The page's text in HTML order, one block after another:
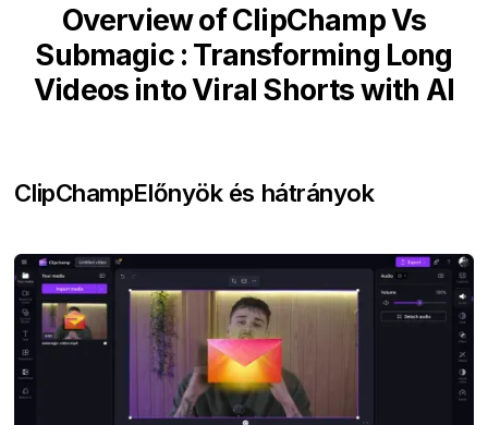
Overview of ClipChamp Vs
Submagic : Transforming Long
Videos into Viral Shorts with AI
ClipChampElőnyök és hátrányok